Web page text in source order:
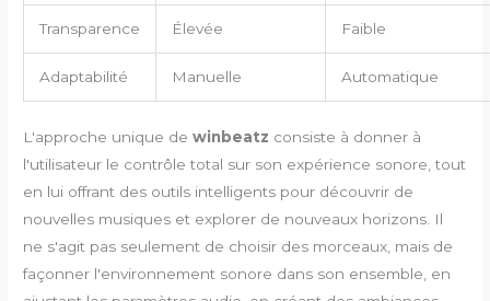
Transparence Élevée Faible
Adaptabilité Manuelle Automatique
L'approche unique dewinbeatz consiste à donner à
l'utilisateur le contrôle total sur son expérience sonore, tout
en lui offrant des outils intelligents pour découvrir de
nouvelles musiques et explorer de nouveaux horizons. Il
ne s'agit pas seulement de choisir des morceaux, mais de
façonner l'environnement sonore dans son ensemble, en